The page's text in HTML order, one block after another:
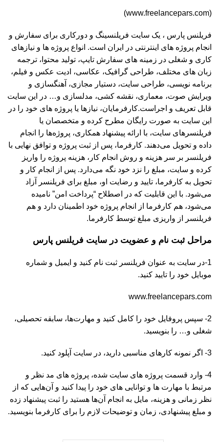
(www.freelancepars.com)
فریلنس پارس ، یک سایت فریلنسینگ و دورکاری برای سفارش و
انجام پروژه های اینترنتی در ایران است. انواع پروژه ها و نیازهای
کاری و شغلی در زمینه های سفارش تایپ، تولید محتوا، ترجمه
زبان های مختلف، طراحی گرافیک، عکاسی، ادیت عکس و فیلم،
برنامه نویسی، طراحی سایت، دستیار مجازی، آهنگسازی و
ویرایش صوت، معماری، نقشه کشی، مدلسازی و… در این سایت
قابل تعریف و اجراست.کارفرمایان، نیازها یا پروژه های خود را در
این سایت به صورت رایگان مطرح کرده و متخصصان یا
فریلنسرهای سایت، با ارائه پیشنهاد همکاری، پروژه‌ها را انجام
داده و تحویل می‌دهند. کارفرما، پس از ثبت پروژه و توافق نهایی با
فریلنسر بر سر هزینه و روش انجام کار، هزینه پروژه را واریز
کرده و سایت، مبلغ را نزد خود نگه می‌دارد. پس از انجام کار و
تحویل به کارفرما، تایید و رضایت او، مبلغ برای فریلنسر آزاد
می‌شود. با این قابلیت که در اصطلاح “پرداخت امن” نامیده
می‌شود، هم کارفرما از انجام پروژه خود اطمینان دارد و هم
فریلنسر از واریزی مبلغ توسط کارفرما.
مراحل ثبت نام و عضویت در سایت فریلنس پارس
1-در سایت به عنوان فریلنسر ثبت نام کنید و ایمیل و شماره
موبایل خود را تایید کنید.
www.freelancepars.com
2- سپس پروفایل خود را کامل کنید و مهارت‌ها، سابقه تحصیلی،
شغلی و… را بنویسید.
3- اگر نمونه کارهای مناسبی دارید، در سایت آپلود کنید.
4- وارد قسمت پروژه های سایت شده، پروژه های مد نظر و
مرتبط با مهارت ها و توانایی های خود را پیدا کنید و آن‌هایی که از
نظر زمانی و هزینه، مایل به انجام آن‌ها هستید را ثبت پیشنهاد زده
و مبلغ پیشنهادی، زمان و توضیحات لازم را برای کارفرما بنویسید.